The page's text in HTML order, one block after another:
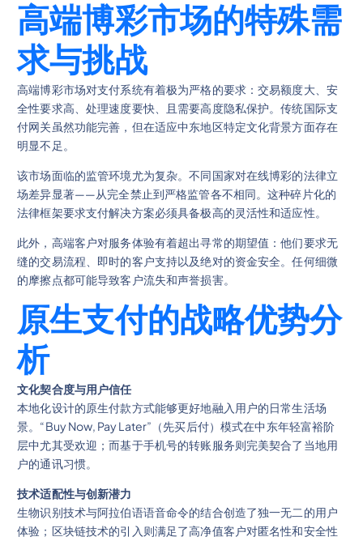
高端博彩市场的特殊需
求与挑战
高端博彩市场对支付系统有着极为严格的要求：交易额度大、安
全性要求高、处理速度要快、且需要高度隐私保护。传统国际支
付网关虽然功能完善，但在适应中东地区特定文化背景方面存在
明显不足。
该市场面临的监管环境尤为复杂。不同国家对在线博彩的法律立
场差异显著——从完全禁止到严格监管各不相同。这种碎片化的
法律框架要求支付解决方案必须具备极高的灵活性和适应性。
此外，高端客户对服务体验有着超出寻常的期望值：他们要求无
缝的交易流程、即时的客户支持以及绝对的资金安全。任何细微
的摩擦点都可能导致客户流失和声誉损害。
原生支付的战略优势分
析
文化契合度与用户信任
本地化设计的原生付款方式能够更好地融入用户的日常生活场
景。“Buy Now, Pay Later”（先买后付）模式在中东年轻富裕阶
层中尤其受欢迎；而基于手机号的转账服务则完美契合了当地用
户的通讯习惯。
技术适配性与创新潜力
生物识别技术与阿拉伯语语音命令的结合创造了独一无二的用户
体验；区块链技术的引入则满足了高净值客户对匿名性和安全性